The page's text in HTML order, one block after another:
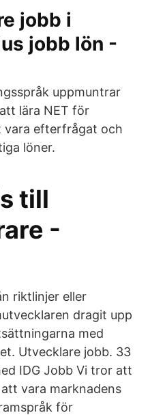
jobb i
jobb lön -
uppmuntrar
lära NET för
efterfrågat och
löner.
till
-
riktlinjer eller
dragit upp
med
Utvecklare jobb. 33
IDG Jobb Vi tror att
vara marknadens
för